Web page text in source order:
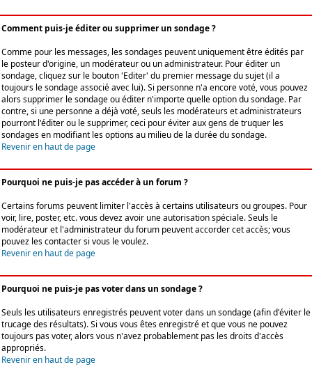
Comment puis-je éditer ou supprimer un sondage ?
Comme pour les messages, les sondages peuvent uniquement être édités par
le posteur d'origine, un modérateur ou un administrateur. Pour éditer un
sondage, cliquez sur le bouton 'Editer' du premier message du sujet (il a
toujours le sondage associé avec lui). Si personne n'a encore voté, vous pouvez
alors supprimer le sondage ou éditer n'importe quelle option du sondage. Par
contre, si une personne a déjà voté, seuls les modérateurs et administrateurs
pourront l'éditer ou le supprimer, ceci pour éviter aux gens de truquer les
sondages en modifiant les options au milieu de la durée du sondage.
Revenir en haut de page
Pourquoi ne puis-je pas accéder à un forum ?
Certains forums peuvent limiter l'accès à certains utilisateurs ou groupes. Pour
voir, lire, poster, etc. vous devez avoir une autorisation spéciale. Seuls le
modérateur et l'administrateur du forum peuvent accorder cet accès; vous
pouvez les contacter si vous le voulez.
Revenir en haut de page
Pourquoi ne puis-je pas voter dans un sondage ?
Seuls les utilisateurs enregistrés peuvent voter dans un sondage (afin d'éviter le
trucage des résultats). Si vous vous êtes enregistré et que vous ne pouvez
toujours pas voter, alors vous n'avez probablement pas les droits d'accès
appropriés.
Revenir en haut de page